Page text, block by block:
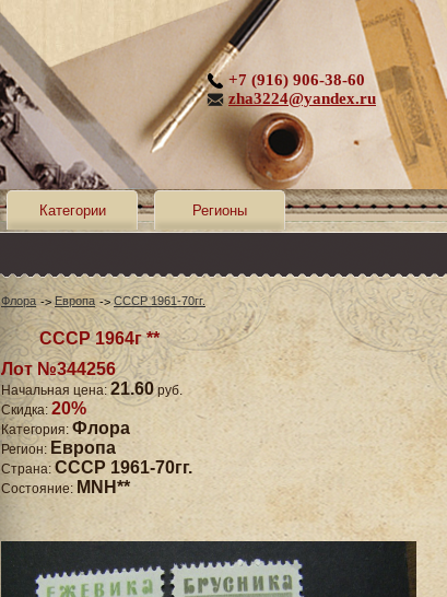
+7 (916) 906-38-60
zha3224@yandex.ru
Категории Регионы
Флора Европа СССР 1961-70гг.
СССР 1964г **
Лот №344256
Начальная цена: 21.60руб.
Скидка: 20%
Категория: Флора
Регион: Европа
Страна: СССР 1961-70гг.
Состояние: MNH**